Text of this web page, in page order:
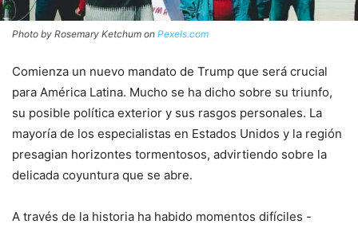
Photo by Rosemary Ketchum on Pexels.com
Comienza un nuevo mandato de Trump que será crucial
para América Latina. Mucho se ha dicho sobre su triunfo,
su posible política exterior y sus rasgos personales. La
mayoría de los especialistas en Estados Unidos y la región
presagian horizontes tormentosos, advirtiendo sobre la
delicada coyuntura que se abre.
A través de la historia ha habido momentos difíciles -